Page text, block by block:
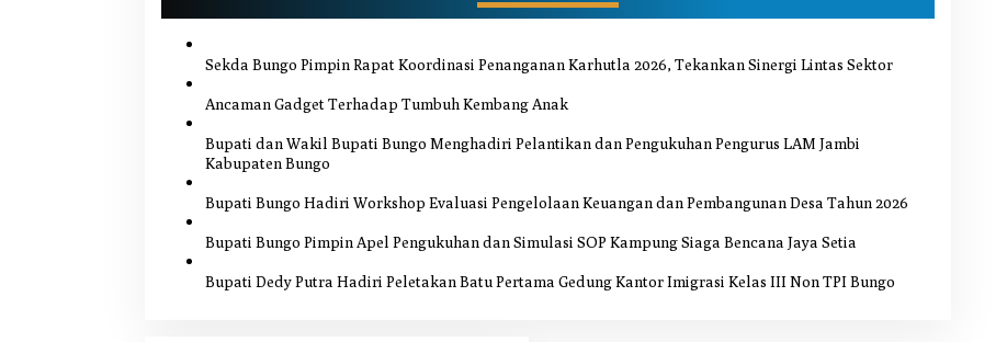
a
s
i
p
o
s
Sekda Bungo Pimpin Rapat Koordinasi Penanganan Karhutla 2026, Tekankan Sinergi Lintas Sektor
Ancaman Gadget Terhadap Tumbuh Kembang Anak
Bupati dan Wakil Bupati Bungo Menghadiri Pelantikan dan Pengukuhan Pengurus LAM Jambi
Kabupaten Bungo
Bupati Bungo Hadiri Workshop Evaluasi Pengelolaan Keuangan dan Pembangunan Desa Tahun 2026
Bupati Bungo Pimpin Apel Pengukuhan dan Simulasi SOP Kampung Siaga Bencana Jaya Setia
Bupati Dedy Putra Hadiri Peletakan Batu Pertama Gedung Kantor Imigrasi Kelas III Non TPI Bungo